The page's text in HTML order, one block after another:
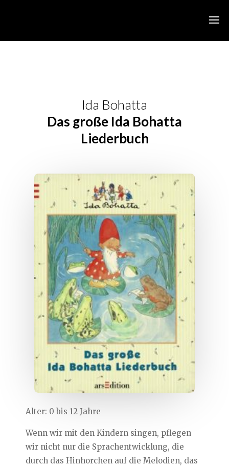
Ida Bohatta
Das große Ida Bohatta
Liederbuch
Alter: 0 bis 12 Jahre
Wenn wir mit den Kindern singen, pflegen
wir nicht nur die Sprachentwicklung, die
durch das Hinhorchen auf die Melodien, das